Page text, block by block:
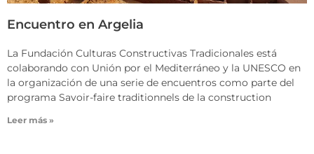
Encuentro en Argelia
La Fundación Culturas Constructivas Tradicionales está
colaborando con Unión por el Mediterráneo y la UNESCO en
la organización de una serie de encuentros como parte del
programa Savoir-faire traditionnels de la construction
Leer más »